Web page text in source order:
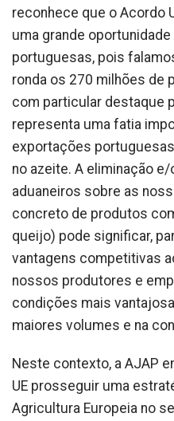
reconhece que o Acordo
uma grande
portuguesas, pois
ronda os 270 milhões
com particular destaque
representa uma fatia
exportações
no azeite. A eliminação
aduaneiros sobre as
concreto de produtos
queijo) pode significar,
vantagens competitivas
nossos produtores e
condições mais
maiores volumes e na
Neste contexto, a AJAP
UE prosseguir uma
Agricultura Europeia no